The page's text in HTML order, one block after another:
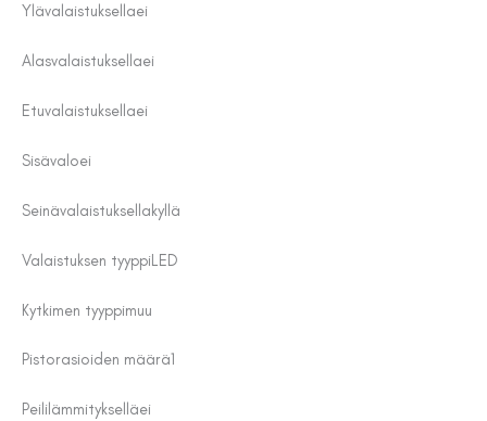
Ylävalaistuksellaei
Alasvalaistuksellaei
Etuvalaistuksellaei
Sisävaloei
Seinävalaistuksellakyllä
Valaistuksen tyyppiLED
Kytkimen tyyppimuu
Pistorasioiden määrä1
Peililämmitykselläei